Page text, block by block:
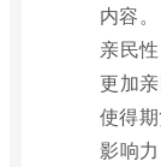
内容。
亲民
更加
使得
影响